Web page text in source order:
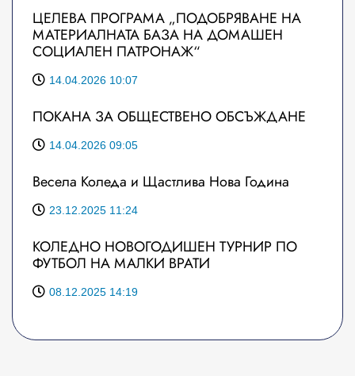
ЦЕЛЕВА ПРОГРАМА „ПОДОБРЯВАНЕ НА
МАТЕРИАЛНАТА БАЗА НА ДОМАШЕН
СОЦИАЛЕН ПАТРОНАЖ“
14.04.2026 10:07
ПОКАНА ЗА ОБЩЕСТВЕНО ОБСЪЖДАНЕ
14.04.2026 09:05
Весела Коледа и Щастлива Нова Година
23.12.2025 11:24
КОЛЕДНО НОВОГОДИШЕН ТУРНИР ПО
ФУТБОЛ НА МАЛКИ ВРАТИ
08.12.2025 14:19